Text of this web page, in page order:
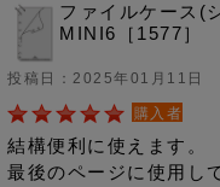
ファイルケース(
MINI6［1577］
投稿日：2025年01月11日
購入者
結構便利に使えます。
最後のページに使用し